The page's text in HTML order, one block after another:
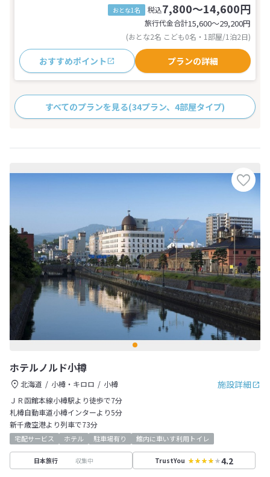
おとな1名 税込7,800～14,600円
旅行代金合計15,600〜29,200円
(おとな2名 こども0名・1部屋/1泊2日)
おすすめポイント プランの詳細
すべてのプランを見る(34プラン、4部屋タイプ)
ホテルノルド小樽
施設詳細
北海道 小樽・キロロ
小樽
ＪＲ函館本線小樽駅より徒歩で7分
札樽自動車道小樽インターより5分
新千歳空港より列車で73分
宅配サービス ホテル 駐車場有り 館内に車いす利用トイレ
日本旅行 収集中 TrustYou 4.2